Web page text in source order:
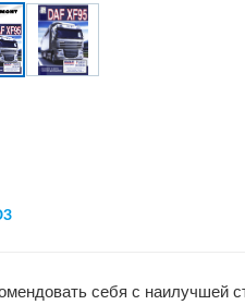
себя с наилучшей